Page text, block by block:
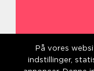
På vores
indstillinger,